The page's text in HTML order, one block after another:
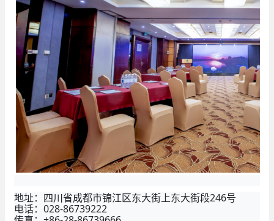
地址：四川省成都市锦江区东大街上东大街段246号
电话：028-86739222